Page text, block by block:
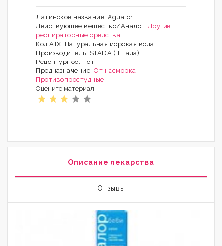
Латинское название: Agualor
Действующее вещество/Аналог: Другие
респираторные средства
Код АТХ: Натуральная морская вода
Производитель: STADA (Штада)
Рецептурное: Нет
Предназначение: От насморка
Противопростудные
Оцените материал:
Описание лекарства
Отзывы